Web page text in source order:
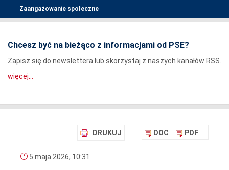
Zaangażowanie społeczne
Chcesz być na bieżąco z informacjami od PSE?
Zapisz się do newslettera lub skorzystaj z naszych kanałów RSS.
więcej...
DRUKUJ DOC PDF
5 maja 2026, 10:31